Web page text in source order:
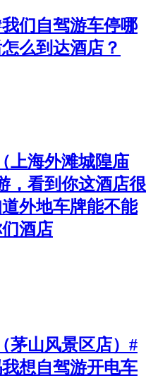
们自驾游车停哪
么到达酒店？
上海外滩城隍庙
，看到你这酒店很
外地车牌能不能
酒店
茅山风景区店）#
想自驾游开电车